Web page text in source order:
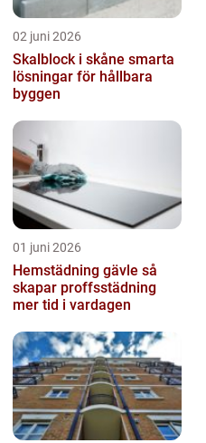
02 juni 2026
Skalblock i skåne smarta
lösningar för hållbara
byggen
01 juni 2026
Hemstädning gävle så
skapar proffsstädning
mer tid i vardagen